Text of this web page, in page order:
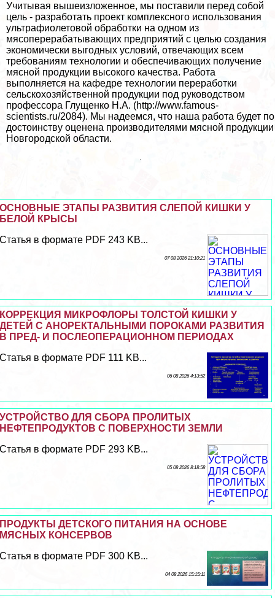
Учитывая вышеизложенное, мы поставили перед собой
цель - разработать проект комплексного использования
ультрафиолетовой обработки на одном из
мясопереpaбатывающих предприятий с целью создания
экономически выгодных условий, отвечающих всем
требованиям технологии и обеспечивающих получение
мясной продукции высокого качества. Работа
выполняется на кафедре технологии переработки
сельскохозяйственной продукции под руководством
профессора Глущенко Н.А. (http://www.famous-
scientists.ru/2084). Мы надеемся, что наша работа будет по
достоинству оценена производителями мясной продукции
Новгородской области.
ОСНОВНЫЕ ЭТАПЫ РАЗВИТИЯ СЛЕПОЙ КИШКИ У
БЕЛОЙ КРЫСЫ
Статья в формате PDF 243 KB...
07 08 2026 21:10:21
КОРРЕКЦИЯ МИКРОФЛОРЫ ТОЛСТОЙ КИШКИ У
ДЕТЕЙ С АНОРЕКТАЛЬНЫМИ ПОРОКАМИ РАЗВИТИЯ
В ПРЕД- И ПОСЛЕОПЕРАЦИОННОМ ПЕРИОДАХ
Статья в формате PDF 111 KB...
06 08 2026 4:13:52
УСТРОЙСТВО ДЛЯ СБОРА ПРОЛИТЫХ
НЕФТЕПРОДУКТОВ С ПОВЕРХНОСТИ ЗЕМЛИ
Статья в формате PDF 293 KB...
05 08 2026 8:18:58
ПРОДУКТЫ ДЕТСКОГО ПИТАНИЯ НА ОСНОВЕ
МЯСНЫХ КОНСЕРВОВ
Статья в формате PDF 300 KB...
04 08 2026 15:15:11